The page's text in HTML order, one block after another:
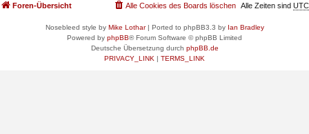
Foren-Übersicht Alle Zeiten sind UTC
Alle Cookies des Boards löschen
Nosebleed style by Mike Lothar| Ported to phpBB3.3 by Ian Bradley
Powered by phpBB® Forum Software © phpBB Limited
Deutsche Übersetzung durch phpBB.de
PRIVACY_LINK | TERMS_LINK